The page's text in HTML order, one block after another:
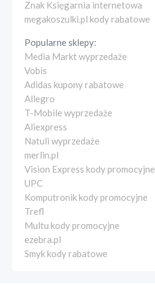
Znak Księgarnia internetowa
megakoszulki.pl kody rabatowe
Popularne sklepy:
Media Markt wyprzedaże
Vobis
Adidas kupony rabatowe
Allegro
T-Mobile wyprzedaże
Aliexpress
Natuli wyprzedaże
merlin.pl
Vision Express kody promocyjne
UPC
Komputronik kody promocyjne
Trefl
Multu kody promocyjne
ezebra.pl
Smyk kody rabatowe